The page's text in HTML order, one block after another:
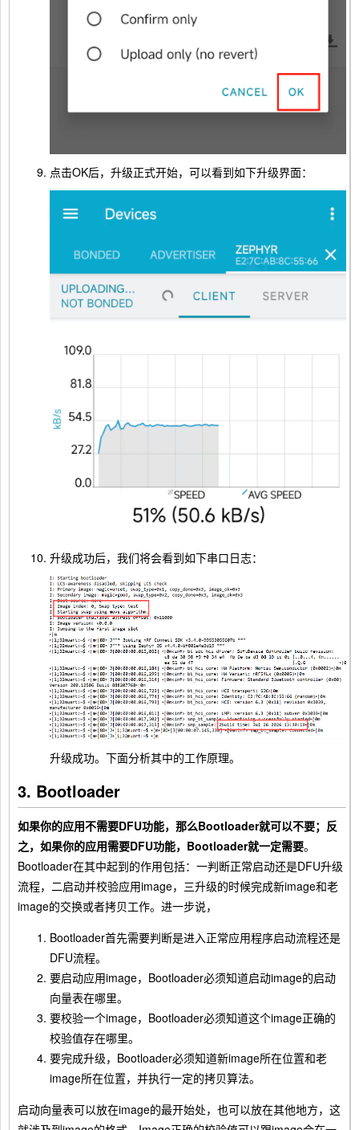
点击OK后，升级正式开始，可以看到如下升级界面：
升级成功后，我们将会看到如下串口日志：
升级成功。下面分析其中的工作原理。
3. Bootloader
如果你的应用不需要DFU功能，那么Bootloader就可以不要；反
之，如果你的应用需要DFU功能，Bootloader就一定需要。
Bootloader在其中起到的作用包括：一判断正常启动还是DFU升级
流程，二启动并校验应用image，三升级的时候完成新image和老
image的交换或者拷贝工作。进一步说，
Bootloader首先需要判断是进入正常应用程序启动流程还是
DFU流程。
要启动应用image，Bootloader必须知道启动image的启动
向量表在哪里。
要校验一个image，Bootloader必须知道这个image正确的
校验值存在哪里。
要完成升级，Bootloader必须知道新image所在位置和老
image所在位置，并执行一定的拷贝算法。
启动向量表可以放在image的最开始处，也可以放在其他地方，这